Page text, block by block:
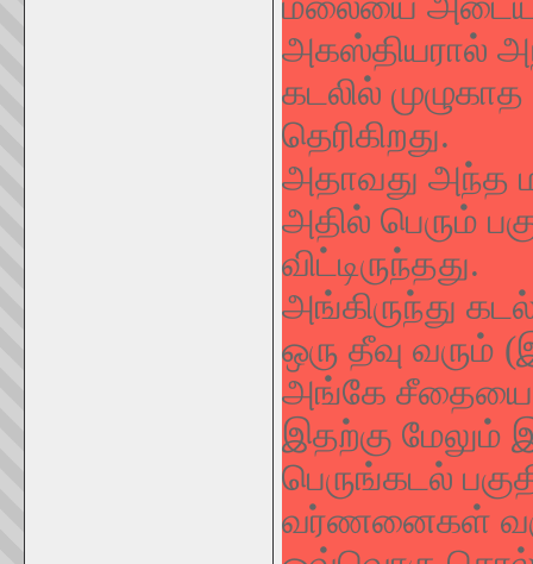
அகஸ்தியரால்
கடலில்
தெரிகிறது.
அதாவது அந்த
அதில் பெரும்
விட்டிருந்தது.
அங்கிருந்து
ஒரு தீவு வரும்
அங்கே
இதற்கு
பெருங்கடல்
வர்ணனைகள்